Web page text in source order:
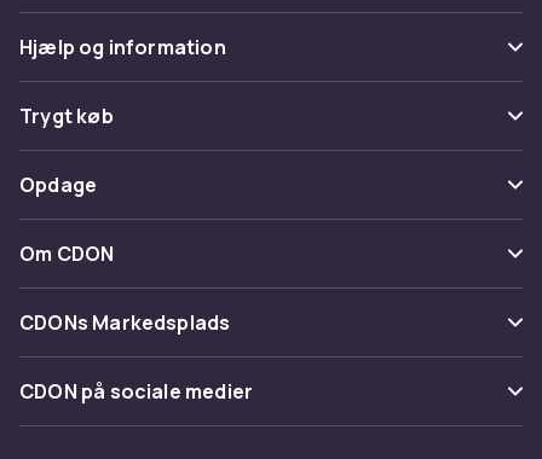
Hjælp og information
Ofte stillede spørgsmål
Spor pakke
Fortryd & returner her
Kontakt os
Trygt køb
Betaling
Levering
Tilbagekaldelser
Opdage
Kategorier
Maerke
Om CDON
Om os
Kundeanmeldelser
Arbejd på CDON
CDONs Markedsplads
Merchant Help Center
CDON på sociale medier